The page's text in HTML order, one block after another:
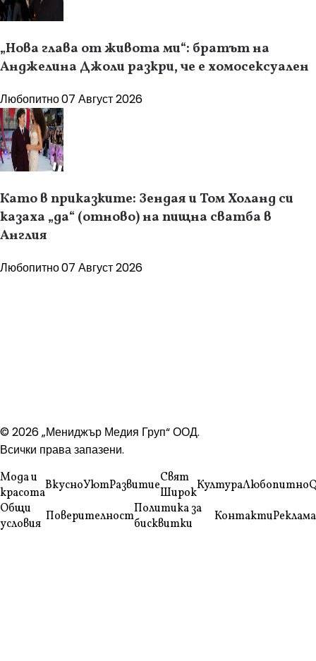
„Нова глава от живота ми“: братът на
Анджелина Джоли разкри, че е хомосексуален
Любопитно07 Август 2026
Като в приказките: Зендая и Том Холанд си
казаха „да“ (отново) на пищна сватба в
Англия
Любопитно07 Август 2026
© 2026 „Мениджър Медия Груп“ ООД.
Всички права запазени.
Мода и
красотаВкусноУютРазвитиеСвят
ШирокКултураЛюбопитно
Общи
условия ПоверителностПолитика за
бисквитки
КонтактиРеклама